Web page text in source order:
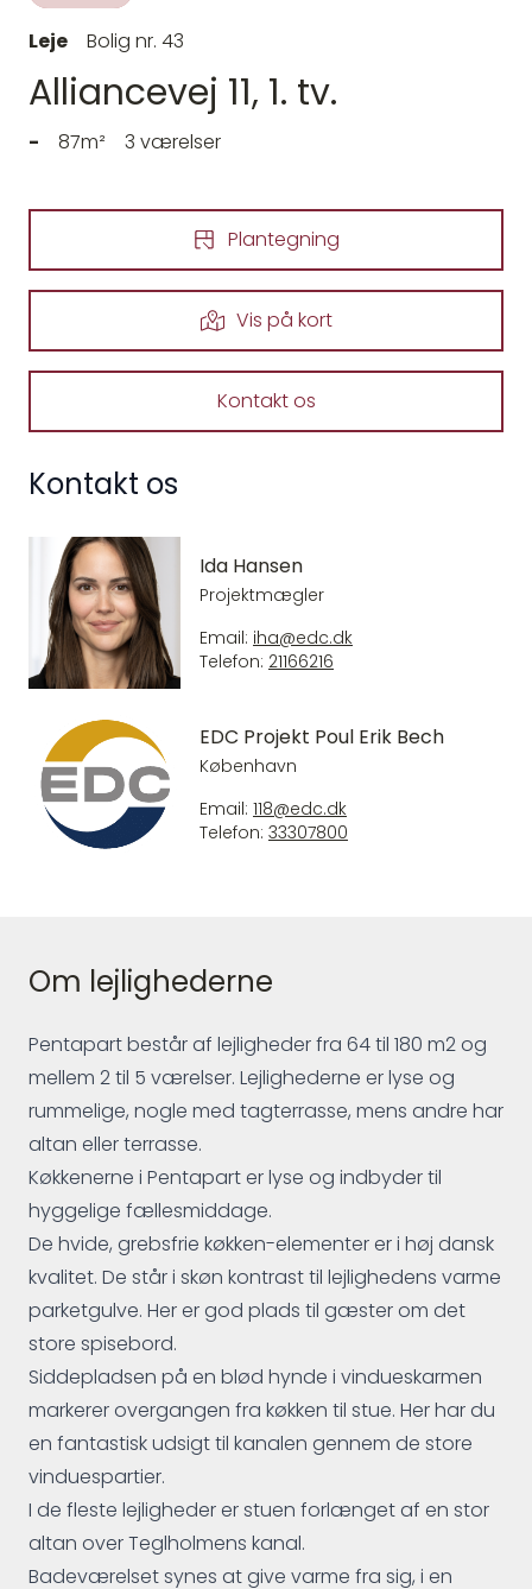
Leje Bolig nr. 43
Alliancevej 11, 1. tv.
- 87m² 3 værelser
Plantegning
Vis på kort
Kontakt os
Kontakt os
Ida Hansen
Projektmægler
Email: iha@edc.dk
Telefon: 21166216
EDC Projekt Poul Erik Bech
København
Email: 118@edc.dk
Telefon: 33307800
Om lejlighederne
Pentapart består af lejligheder fra 64 til 180 m2 og
mellem 2 til 5 værelser. Lejlighederne er lyse og
rummelige, nogle med tagterrasse, mens andre har
altan eller terrasse.
Køkkenerne i Pentapart er lyse og indbyder til
hyggelige fællesmiddage.
De hvide, grebsfrie køkken-elementer er i høj dansk
kvalitet. De står i skøn kontrast til lejlighedens varme
parketgulve. Her er god plads til gæster om det
store spisebord.
Siddepladsen på en blød hynde i vindueskarmen
markerer overgangen fra køkken til stue. Her har du
en fantastisk udsigt til kanalen gennem de store
vinduespartier.
I de fleste lejligheder er stuen forlænget af en stor
altan over Teglholmens kanal.
Badeværelset synes at give varme fra sig, i en